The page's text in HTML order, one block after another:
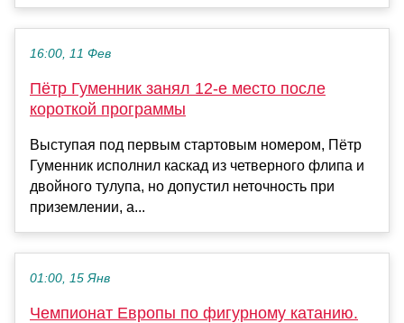
16:00, 11 Фев
Пётр Гуменник занял 12-е место после
короткой программы
Выступая под первым стартовым номером, Пётр
Гуменник исполнил каскад из четверного флипа и
двойного тулупа, но допустил неточность при
приземлении, а...
01:00, 15 Янв
Чемпионат Европы по фигурному катанию.